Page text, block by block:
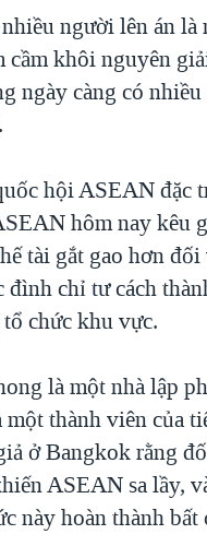
VS. CHÍNH PHỦ VIỆT
LÀN SÓNG TRỘM HẢI
TIẾNG VỌNG TỪ
người lên án là
cầm khôi nguyên
ngày càng có
hội ASEAN đặc
hôm nay kêu
tài gắt gao hơn
đình chỉ tư cách
chức khu vực.
là một nhà lập
một thành viên của
ở Bangkok rằng
ASEAN sa lầy,
này hoàn thành bất